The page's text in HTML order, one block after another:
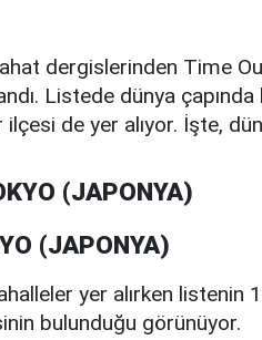
dergislerinden Time
Listede dünya
de yer alıyor. İşte,
(JAPONYA)
yer alırken listenin
bulunduğu görünüyor.